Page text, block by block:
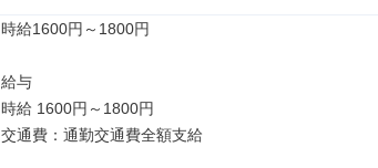
時給1600円～1800円
給与
時給 1600円～1800円
交通費：通勤交通費全額支給